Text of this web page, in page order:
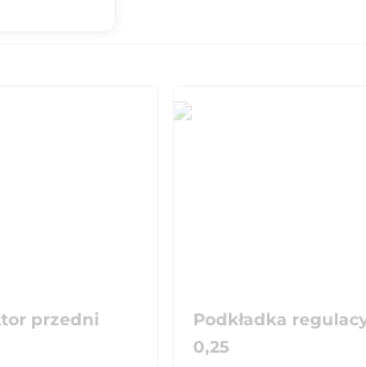
przedni
Podkładka
0,25